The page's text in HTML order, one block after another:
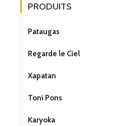
PRODUITS
Pataugas
Regarde le Ciel
Xapatan
Toni Pons
Karyoka